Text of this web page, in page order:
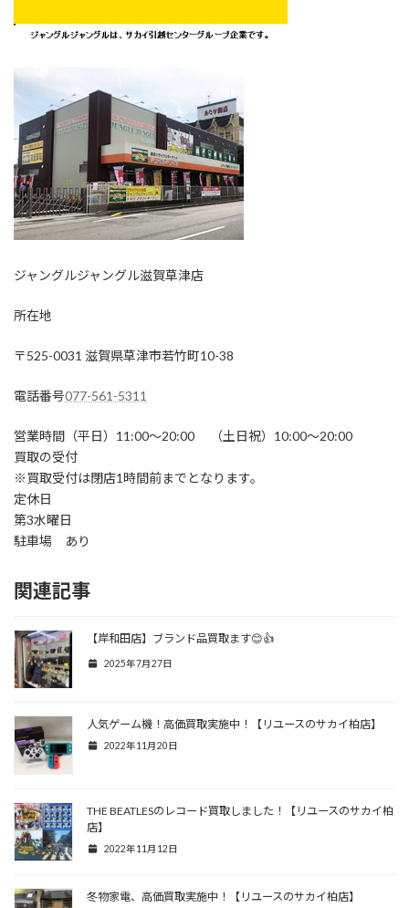
ジャングルジャングル滋賀草津店
所在地
〒525-0031 滋賀県草津市若竹町10-38
電話番号077-561-5311
営業時間（平日）11:00～20:00 （土日祝）10:00～20:00
買取の受付
※買取受付は閉店1時間前までとなります。
定休日
第3水曜日
駐車場 あり
関連記事
【岸和田店】ブランド品買取ます😊👍
2025年7月27日
人気ゲーム機！高価買取実施中！【リユースのサカイ柏店】
2022年11月20日
THE BEATLESのレコード買取しました！【リユースのサカイ柏
店】
2022年11月12日
冬物家電、高価買取実施中！【リユースのサカイ柏店】